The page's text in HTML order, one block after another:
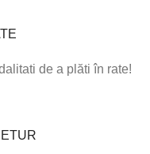
de a plăti în rate!